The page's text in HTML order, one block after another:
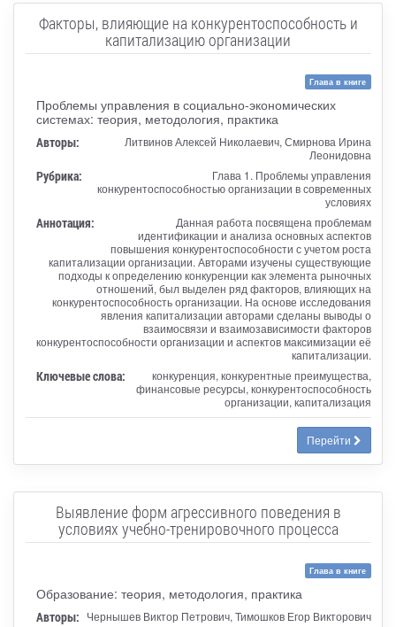
Факторы, влияющие на конкурентоспособность и
капитализацию организации
Глава в книге
Проблемы управления в социально-экономических
системах: теория, методология, практика
Авторы:
Литвинов Алексей Николаевич, Смирнова Ирина
Леонидовна
Рубрика:
Глава 1. Проблемы управления
конкурентоспособностью организации в современных
условиях
Аннотация:
Данная работа посвящена проблемам
идентификации и анализа основных аспектов
повышения конкурентоспособности с учетом роста
капитализации организации. Авторами изучены существующие
подходы к определению конкуренции как элемента рыночных
отношений, был выделен ряд факторов, влияющих на
конкурентоспособность организации. На основе исследования
явления капитализации авторами сделаны выводы о
взаимосвязи и взаимозависимости факторов
конкурентоспособности организации и аспектов максимизации её
капитализации.
Ключевые слова:
конкуренция, конкурентные преимущества,
финансовые ресурсы, конкурентоспособность
организации, капитализация
Перейти
Выявление форм агрессивного поведения в
условиях учебно-тренировочного процесса
Глава в книге
Образование: теория, методология, практика
Авторы: Чернышев Виктор Петрович, Тимошков Егор Викторович